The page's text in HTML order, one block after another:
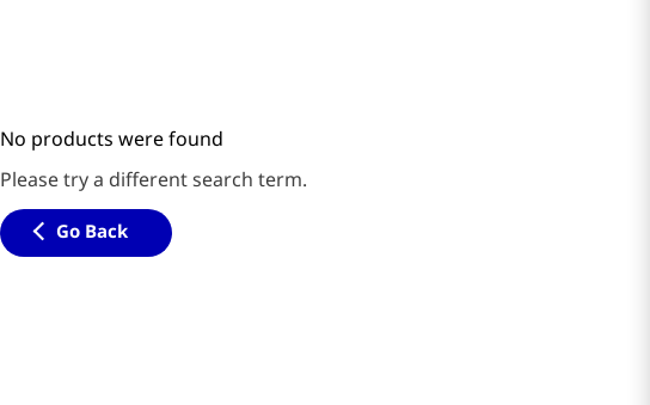
No products were found
Please try a different search term.
Go Back